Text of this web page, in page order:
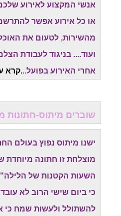
אנשי המקצוע לאירוע
או כל אירוע אפשר
מהשירות, לטעום את
ועוד.... בניגוד לעבודת
אחרי האירוע בפועל...קרא
שוברים מיתוס-חתונות
ישנו מיתוס נפוץ בעולם
מוצלחת זו חתונה
השעות הקטנות של
כי ביום שישי הרוב לא
להשתולל ולעשות שמח כי